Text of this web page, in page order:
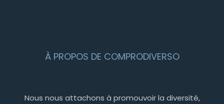
À PROPOS DE COMPRODIVERSO
Nous nous attachons à promouvoir la diversité,